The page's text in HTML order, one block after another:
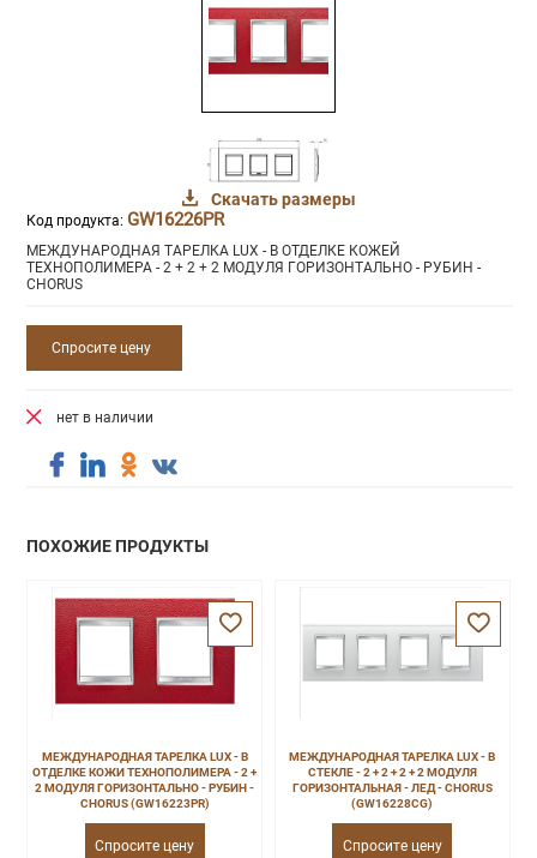
Скачать размеры
Код продукта: GW16226PR
МЕЖДУНАРОДНАЯ ТАРЕЛКА LUX - В ОТДЕЛКЕ КОЖЕЙ
ТЕХНОПОЛИМЕРА - 2 + 2 + 2 МОДУЛЯ ГОРИЗОНТАЛЬНО - РУБИН -
CHORUS
Спросите цену
нет в наличии
ПОХОЖИЕ ПРОДУКТЫ
МЕЖДУНАРОДНАЯ ТАРЕЛКА LUX - В
ОТДЕЛКЕ КОЖИ ТЕХНОПОЛИМЕРА - 2 +
2 МОДУЛЯ ГОРИЗОНТАЛЬНО - РУБИН -
CHORUS (GW16223PR)
Спросите цену
МЕЖДУНАРОДНАЯ ТАРЕЛКА LUX - В
СТЕКЛЕ - 2 + 2 + 2 + 2 МОДУЛЯ
ГОРИЗОНТАЛЬНАЯ - ЛЕД - CHORUS
(GW16228CG)
Спросите цену